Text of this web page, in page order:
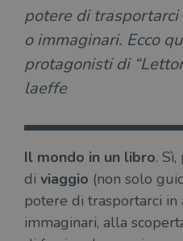
potere di trasportarci
o immaginari. Ecco
protagonisti di
laeffe
Il mondo in un libro.
di viaggio (non solo
potere di trasportarci in
immaginari, alla